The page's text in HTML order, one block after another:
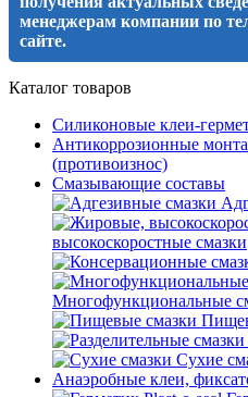
менеджерам компании по
сайте.
Каталог товаров
Силиконовые клеи-
Антикоррозионные
(противоизнос)
Смазывающие составы
высокоскоростные смазки
Многофункциональные
Сухие
Анаэробные клеи,